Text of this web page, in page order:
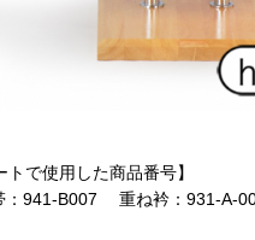
トで使用した商品番号】
941-B007 重ね衿：931-A-